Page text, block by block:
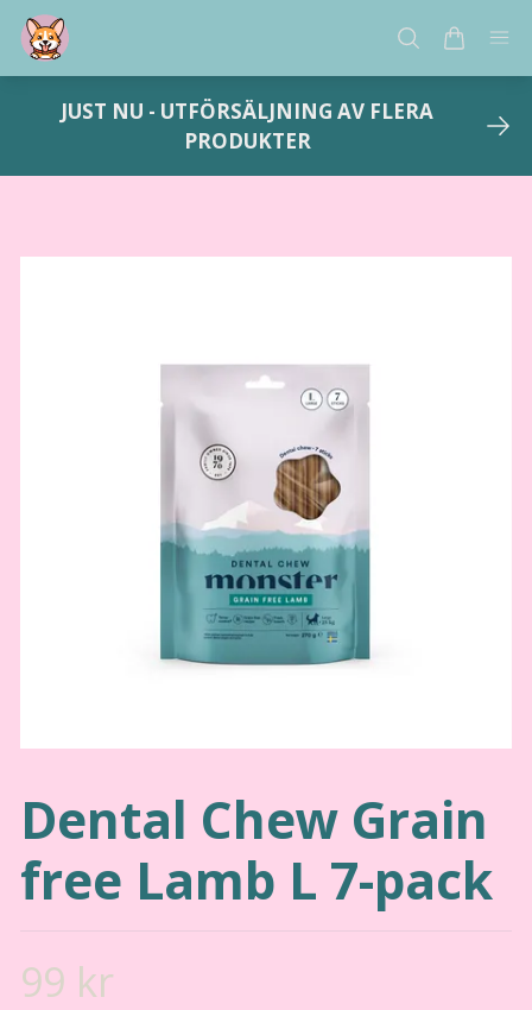
JUST NU - UTFÖRSÄLJNING AV FLERA
PRODUKTER
Dental Chew Grain
free Lamb L 7-pack
99 kr